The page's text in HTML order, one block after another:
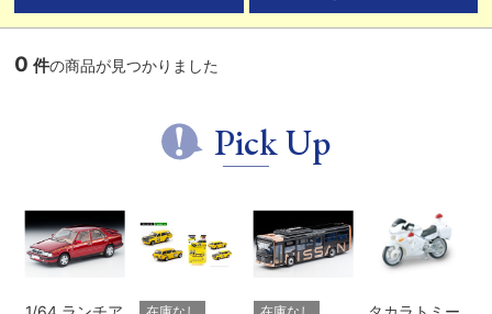
0 件の商品が見つかりました
Pick Up